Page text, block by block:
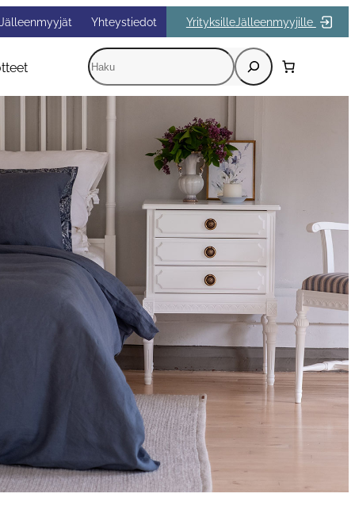
Jälleenmyyjät Yhteystiedot YrityksilleJälleenmyyjille
Etsi
Kun tuloksia tulee, voit selata niitä